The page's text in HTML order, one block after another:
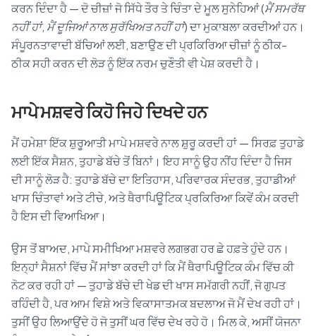
ਕਰਨ ਦਿੰਦਾ ਹੈ — ਦੋ ਚੀਜ਼ਾਂ ਜੋ ਸਿੱਧੇ ਤੌਰ ਤੇ ਚਿੰਤਾ ਦੇ ਮੂਲ ਸੁਨੇਹਿਆਂ (ਮੈਂ ਸਮਰੱਥ
ਨਹੀਂ ਹਾਂ, ਮੈਂ ਦੂਜਿਆਂ ਨਾਲ ਸੁਰੱਖਿਅਤ ਨਹੀਂ ਹਾਂ) ਦਾ ਮੁਕਾਬਲਾ ਕਰਦੀਆਂ ਹਨ।
ਸੰਪੂਰਨਤਾਵਾਦੀ ਬੱਚਿਆਂ ਲਈ, ਬਣਾਉਣ ਦੀ ਪ੍ਰਕਿਰਿਆ ਚੀਜ਼ਾਂ ਨੂੰ ਠੀਕ-
ਠੀਕ ਸਹੀ ਕਰਨ ਦੀ ਲੋੜ ਨੂੰ ਇੱਕ ਨਰਮ ਚੁਣੌਤੀ ਵੀ ਪੇਸ਼ ਕਰਦੀ ਹੈ।
ਮਾਪੇ ਮਸ਼ਵਰੇ ਕਿਹੋ ਜਿਹੇ ਦਿਖਦੇ ਹਨ
ਮੈਂ ਹਮੇਸ਼ਾ ਇੱਕ ਸ਼ੁਰੂਆਤੀ ਮਾਪੇ ਮਸ਼ਵਰੇ ਨਾਲ ਸ਼ੁਰੂ ਕਰਦੀ ਹਾਂ — ਸਿਰਫ਼ ਤੁਹਾਡੇ
ਲਈ ਇੱਕ ਸੈਸ਼ਨ, ਤੁਹਾਡੇ ਬੱਚੇ ਤੋਂ ਬਿਨਾਂ। ਇਹ ਸਾਨੂੰ ਉਹ ਨੀਂਹ ਦਿੰਦਾ ਹੈ ਜਿਸ
ਦੀ ਸਾਨੂੰ ਲੋੜ ਹੈ: ਤੁਹਾਡੇ ਬੱਚੇ ਦਾ ਇਤਿਹਾਸ, ਪਰਿਵਾਰਕ ਸੰਦਰਭ, ਤੁਹਾਡੀਆਂ
ਖਾਸ ਚਿੰਤਾਵਾਂ ਅਤੇ ਟੀਚੇ, ਅਤੇ ਥੈਰਾਪਿਊਟਿਕ ਪ੍ਰਕਿਰਿਆ ਕਿਵੇਂ ਕੰਮ ਕਰਦੀ
ਹੈ ਇਸ ਦੀ ਵਿਆਖਿਆ।
ਉਸ ਤੋਂ ਬਾਅਦ, ਮਾਪੇ ਸਮੀਖਿਆ ਮਸ਼ਵਰੇ ਲਗਭਗ ਹਰ ਛੇ ਹਫ਼ਤੇ ਹੁੰਦੇ ਹਨ।
ਇਨ੍ਹਾਂ ਸੈਸ਼ਨਾਂ ਵਿੱਚ ਮੈਂ ਸਾਂਝਾ ਕਰਦੀ ਹਾਂ ਕਿ ਮੈਂ ਥੈਰਾਪਿਊਟਿਕ ਕੰਮ ਵਿੱਚ ਕੀ
ਨੋਟ ਕਰ ਰਹੀ ਹਾਂ — ਤੁਹਾਡੇ ਬੱਚੇ ਦੀ ਖੇਡ ਦੀ ਖਾਸ ਸਮੱਗਰੀ ਨਹੀਂ, ਜੋ ਗੁਪਤ
ਰਹਿੰਦੀ ਹੈ, ਪਰ ਆਮ ਵਿਸ਼ੇ ਅਤੇ ਵਿਕਾਸਾਤਮਕ ਬਦਲਾਅ ਜੋ ਮੈਂ ਦੇਖ ਰਹੀ ਹਾਂ।
ਤੁਸੀਂ ਉਹ ਲਿਆਉਂਦੇ ਹੋ ਜੋ ਤੁਸੀਂ ਘਰ ਵਿੱਚ ਦੇਖ ਰਹੇ ਹੋ। ਮਿਲ ਕੇ, ਅਸੀਂ ਯੋਜਨਾ